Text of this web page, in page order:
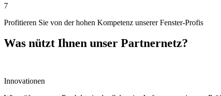
7
Profitieren Sie von der hohen Kompetenz unserer Fenster-Profis
Was nützt Ihnen unser Partnernetz?
Innovationen